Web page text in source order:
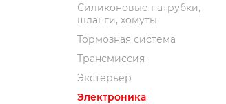
Силиконовые патрубки,
шланги, хомуты
Тормозная система
Трансмиссия
Экстерьер
Электроника